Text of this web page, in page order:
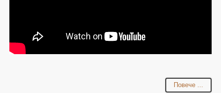
Повече ...